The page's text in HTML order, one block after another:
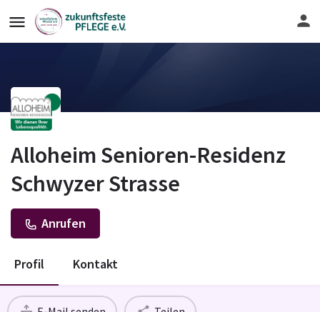
Alloheim Senioren-Residenz
Schwyzer Strasse
Anrufen
Profil Kontakt